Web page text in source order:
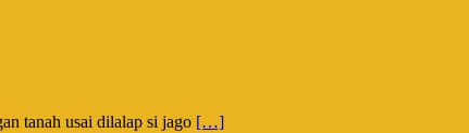
tanah usai dilalap si jago […]